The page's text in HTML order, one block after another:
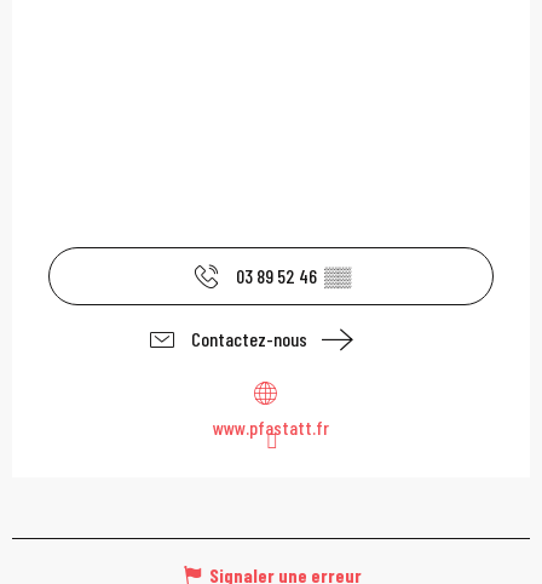
03 89 52 46 ▒▒
Contactez-nous
www.pfastatt.fr
Signaler une erreur